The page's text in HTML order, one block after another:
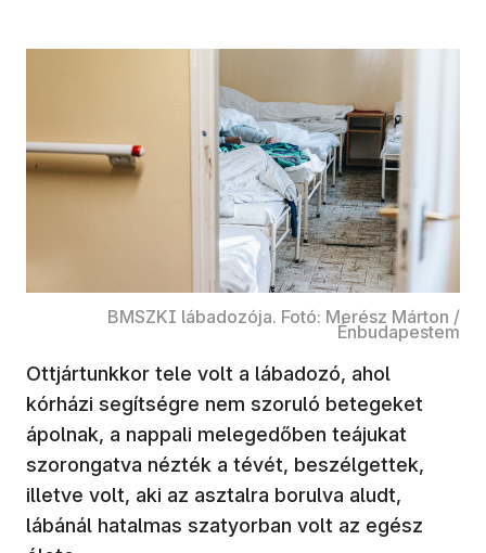
BMSZKI lábadozója. Fotó: Merész Márton /
Énbudapestem
Ottjártunkkor tele volt a lábadozó, ahol
kórházi segítségre nem szoruló betegeket
ápolnak, a nappali melegedőben teájukat
szorongatva nézték a tévét, beszélgettek,
illetve volt, aki az asztalra borulva aludt,
lábánál hatalmas szatyorban volt az egész